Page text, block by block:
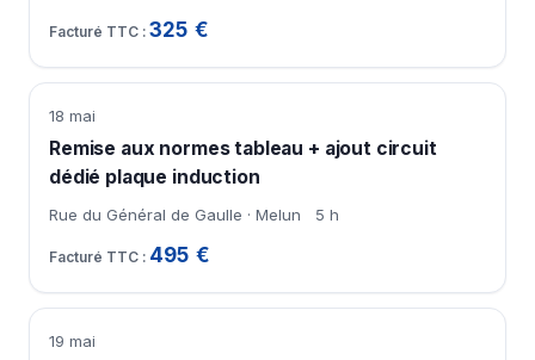
325 €
18 mai
Remise aux normes tableau + ajout circuit
dédié plaque induction
Rue du Général de Gaulle · Melun 5 h
495 €
19 mai